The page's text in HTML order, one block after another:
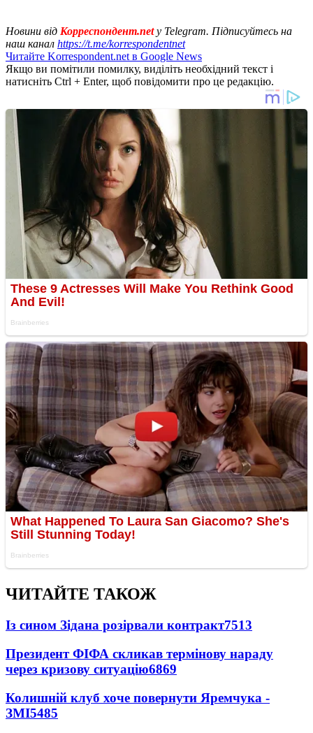
Новини від Корреспондент.netу Telegram. Підписуйтесь на
наш канал https://t.me/korrespondentnet
Читайте Korrespondent.net в Google News
Якщо ви помітили помилку, виділіть необхідний текст і
натисніть Ctrl + Enter, щоб повідомити про це редакцію.
ЧИТАЙТЕ ТАКОЖ
Із сином Зідана розірвали контракт7513
Президент ФІФА скликав термінову нараду
через кризову ситуацію6869
Колишній клуб хоче повернути Яремчука -
ЗМІ5485